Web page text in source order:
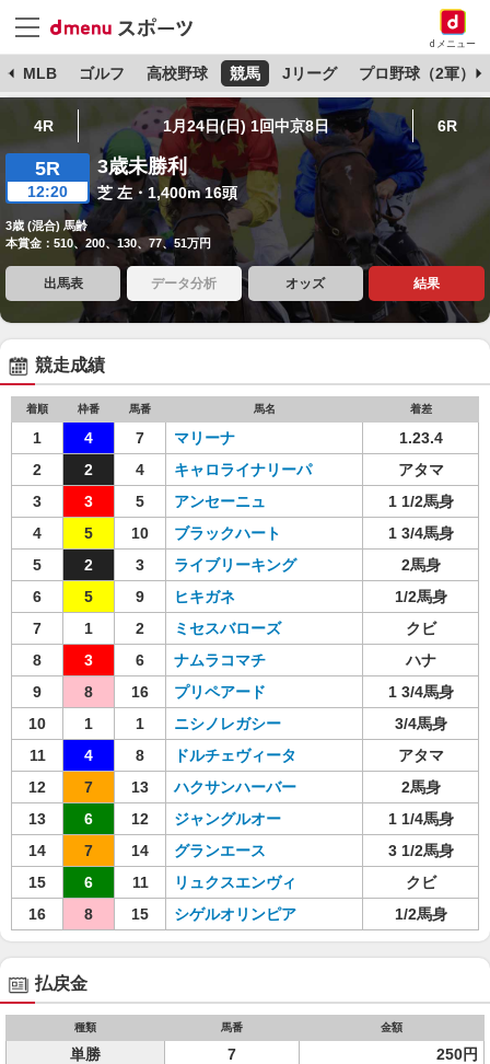
dメニュー
MLB ゴルフ 高校野球 競馬 Jリーグ プロ野球（2軍）
4R 1月24日(日) 1回中京8日 6R
5R
12:20
3歳未勝利
芝 左・1,400m 16頭
3歳 (混合) 馬齢
本賞金：510、200、130、77、51万円
出馬表 データ分析 オッズ 結果
競走成績
着順 枠番 馬番 馬名 着差
1 4 7 マリーナ
1.23.4
2
2 4 キャロライナリーパ
アタマ
3
3 5 アンセーニュ
1 1/2馬身
4
5 10 ブラックハート
1 3/4馬身
5
2 3 ライブリーキング
2馬身
6
5 9 ヒキガネ
1/2馬身
7
1 2 ミセスバローズ
クビ
8
3 6 ナムラコマチ
ハナ
9
8 16 プリペアード
1 3/4馬身
10
1 1 ニシノレガシー
3/4馬身
11
4 8 ドルチェヴィータ
アタマ
12
7 13 ハクサンハーバー
2馬身
13
6 12 ジャングルオー
1 1/4馬身
14
7 14 グランエース
3 1/2馬身
15
6 11 リュクスエンヴィ
クビ
16
8 15 シゲルオリンピア 1/2馬身
払戻金
種類 馬番 金額
単勝 7 250円